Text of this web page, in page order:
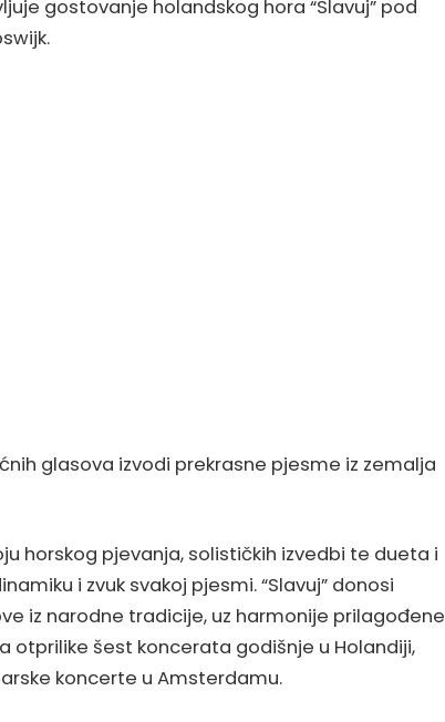
gostovanje holandskog hora “Slavuj” pod
glasova izvodi prekrasne pjesme iz zemalja
horskog pjevanja, solističkih izvedbi te dueta i
i zvuk svakoj pjesmi. “Slavuj” donosi
iz narodne tradicije, uz harmonije prilagođene
otprilike šest koncerata godišnje u Holandiji,
koncerte u Amsterdamu.